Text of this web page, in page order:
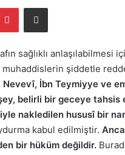
PinterestE-Posta ile paylaş
sağlıklı anlaşılabilmesi
şiddetle
Nevevî, İbn Teymiyye ve
belirli bir geceye tahsis
nakledilen hususî bir
kabul edilmiştir.
bir hüküm değildir.